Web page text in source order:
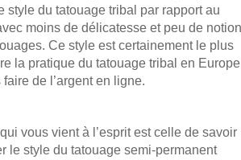
du tatouage tribal par rapport au
moins de délicatesse et peu de notion
Ce style est certainement le plus
la pratique du tatouage tribal en
de l’argent en ligne.
vous vient à l’esprit est celle de savoir
le style du tatouage semi-permanent